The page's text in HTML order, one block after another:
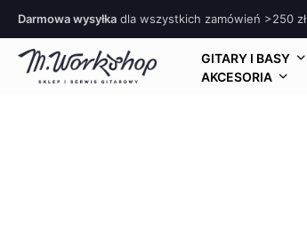
Darmowa wysyłka dla wszystkich zamówień >250 zł
GITARY I BASY
AKCESORIA